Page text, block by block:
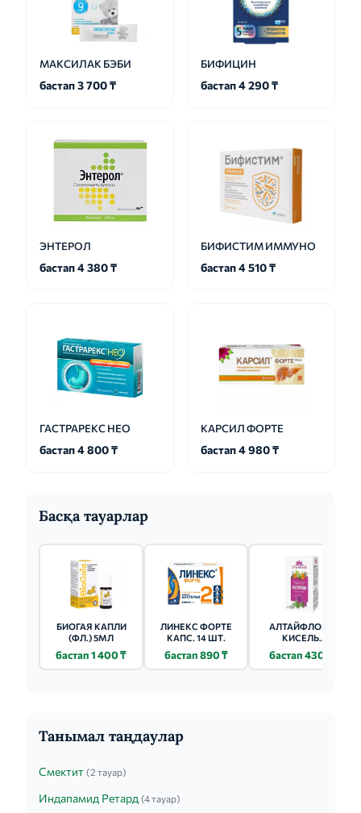
МАКСИЛАК БЭБИ
бастап 3 700 ₸
БИФИЦИН
бастап 4 290 ₸
ЭНТЕРОЛ
бастап 4 380 ₸
БИФИСТИМ ИММУНО
бастап 4 510 ₸
ГАСТРАРЕКС НЕО
бастап 4 800 ₸
КАРСИЛ ФОРТЕ
бастап 4 980 ₸
Басқа тауарлар
БИОГАЯ КАПЛИ
(ФЛ.) 5МЛ
бастап 1 400 ₸
ЛИНЕКС ФОРТЕ
КАПС. 14 ШТ.
бастап 890 ₸
АЛТАЙФЛОРА
КИСЕЛЬ
250Г
бастап 430 ₸
Танымал таңдаулар
Смектит (2 тауар)
Индапамид Ретард (4 тауар)